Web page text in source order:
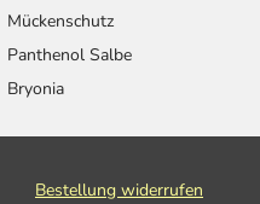
Mückenschutz
Panthenol Salbe
Bryonia
Bestellung widerrufen